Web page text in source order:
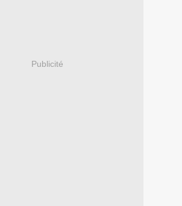
Publicité